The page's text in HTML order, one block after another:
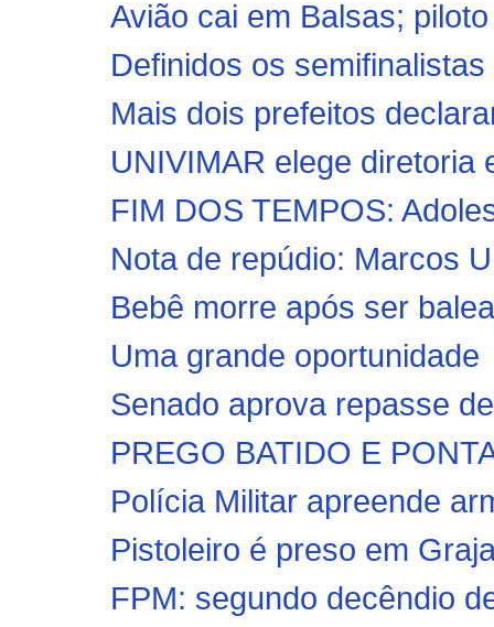
Avião cai em Balsas;
Definidos os
Mais dois prefeitos
UNIVIMAR elege diretoria
FIM DOS TEMPOS:
Nota de repúdio: Marcos
Bebê morre após ser
Uma grande oportunidade
Senado aprova repasse
PREGO BATIDO E
Polícia Militar apreende
Pistoleiro é preso em
FPM: segundo decêndio